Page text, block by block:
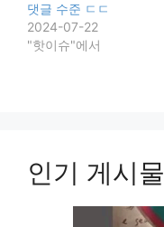
댓글 수준 ㄷㄷ
2024-07-22
"핫이슈"에서
인기 게시물